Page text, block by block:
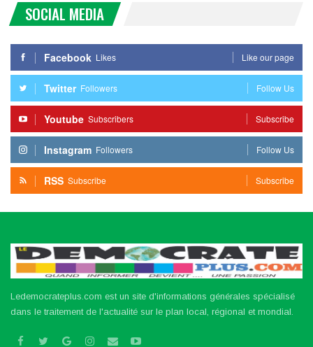
SOCIAL MEDIA
Facebook Likes Like our page
Twitter Followers Follow Us
Youtube Subscribers Subscribe
Instagram Followers Follow Us
RSS Subscribe Subscribe
Ledemocrateplus.com est un site d'informations générales spécialisé
dans le traitement de l'actualité sur le plan local, régional et mondial.